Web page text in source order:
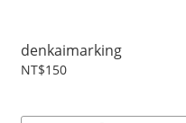
denkaimarking
NT$150